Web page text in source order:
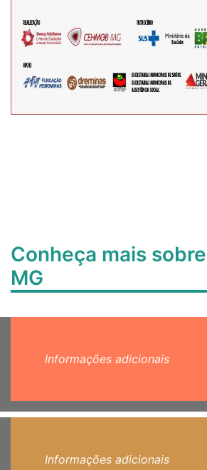
Conheça mais
MG
Informações adicionais
Informações adicionais